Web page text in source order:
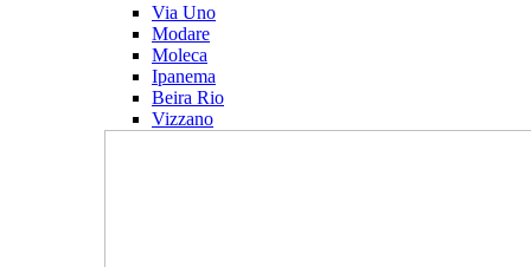
Via Uno
Modare
Moleca
Ipanema
Beira Rio
Vizzano